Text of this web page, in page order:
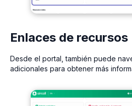
Enlaces de recursos
Desde el portal, también puede
adicionales para obtener más